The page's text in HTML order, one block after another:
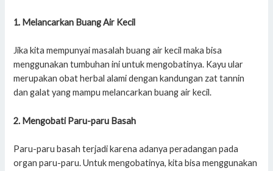
1. Melancarkan Buang Air Kecil
Jika kita mempunyai masalah buang air kecil maka bisa
menggunakan tumbuhan ini untuk mengobatinya. Kayu ular
merupakan obat herbal alami dengan kandungan zat tannin
dan galat yang mampu melancarkan buang air kecil.
2. Mengobati Paru-paru Basah
Paru-paru basah terjadi karena adanya peradangan pada
organ paru-paru. Untuk mengobatinya, kita bisa menggunakan